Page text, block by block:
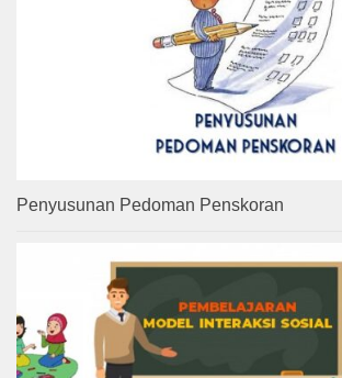
Penyusunan Pedoman Penskoran